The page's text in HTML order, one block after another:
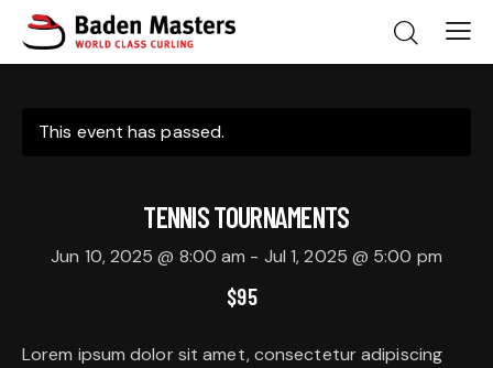
This event has passed.
TENNIS TOURNAMENTS
Jun 10, 2025 @ 8:00 am - Jul 1, 2025 @ 5:00 pm
$95
Lorem ipsum dolor sit amet, consectetur adipiscing